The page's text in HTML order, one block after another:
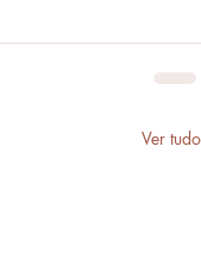
Ver tudo